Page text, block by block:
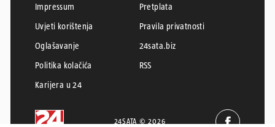
Impressum
Pretplata
Uvjeti korištenja
Pravila privatnosti
Oglašavanje
24sata.biz
Politika kolačića
RSS
Karijera u 24
24SATA © 2026